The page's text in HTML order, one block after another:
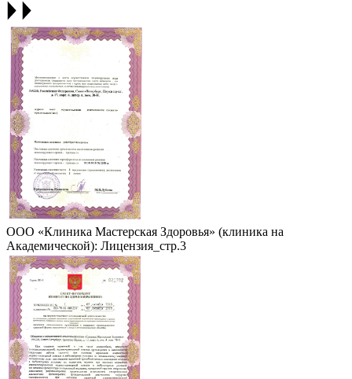
ООО «Клиника Мастерская Здоровья» (клиника на
Академической): Лицензия_стр.3